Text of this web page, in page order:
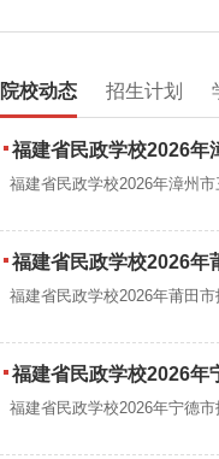
院校动态 招生计划
福建省民政学校2026年
福建省民政学校2026年漳州
福建省民政学校2026年
福建省民政学校2026年莆田
福建省民政学校2026年
福建省民政学校2026年宁德